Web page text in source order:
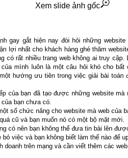
Xem slide ảnh gốc
gay gắt hiện nay đòi hỏi những
lợi nhất cho khách hàng ghé thăm
có rất nhiều trang web không ai truy
của mình luôn là một câu hỏi khó cho
hướng ưu tiên trong việc giải bài toán
của bạn đã tạo được những website mà
bạn chưa có.
số chức năng cho website mà web của
cũ và bạn muốn nó có một bộ mặt mới.
có nên bạn không thể đưa tin bài lên
bỏ việc và bạn không biết làm thế nào để
doanh trên mạng và cần viết thêm các